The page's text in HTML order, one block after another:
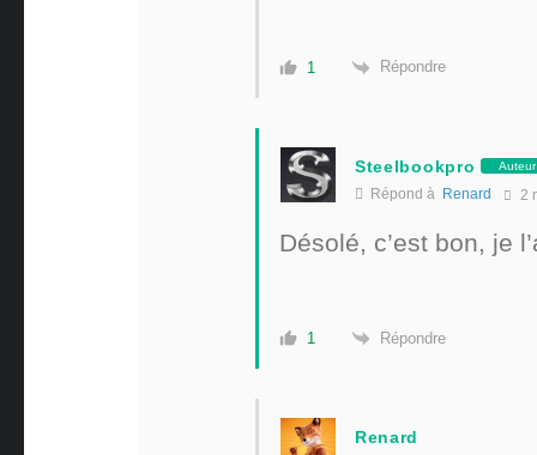
1 Répondre
Steelbookpro Auteur
Répond à Renard 2
Désolé, c’est bon, je
1 Répondre
Renard